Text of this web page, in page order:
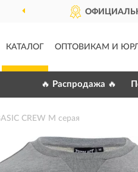
ОФИЦИАЛЬНЫЙ
КАТАЛОГ ОПТОВИКАМ И
🔥 Распродажа 🔥
CREW M серая